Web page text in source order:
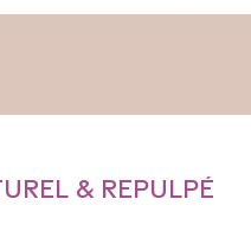
& REPULPÉ